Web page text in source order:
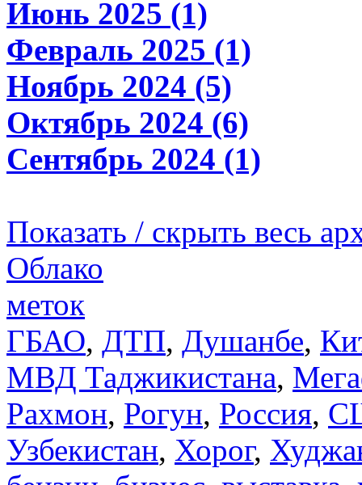
Июнь 2025 (1)
Февраль 2025 (1)
Ноябрь 2024 (5)
Октябрь 2024 (6)
Сентябрь 2024 (1)
Показать / скрыть весь
Облако
меток
ГБАО, ДТП, Душанбе,
МВД Таджикистана,
Рахмон, Рогун, Россия,
Узбекистан, Хорог,